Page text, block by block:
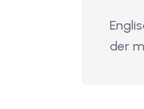
der